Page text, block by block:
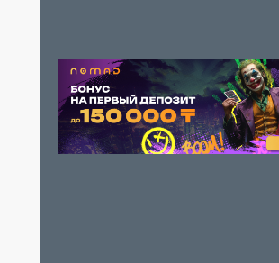
Ванесса Барнс Али Момен
Армоган Джеймс Кейд Дипал
Джефф Хо Дженни
Савас Трой Амос-Росс
John Gallagher Джослин
Скотт Си Уилсон Елена Кхан
Маккаллум Даррел Хикс Фод